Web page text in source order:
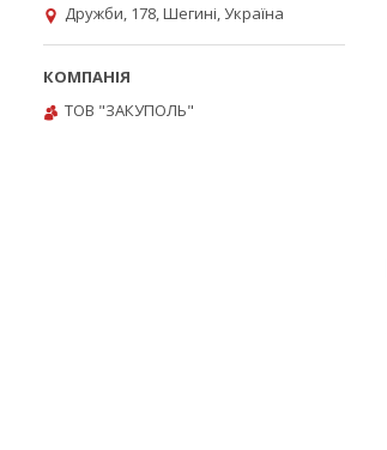
Дружби, 178, Шегині, Україна
ТОВ "ЗАКУПОЛЬ"